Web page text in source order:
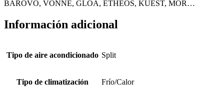
BAROVO, VONNE, GLOA, ETHEOS, KUEST, MOR…
Información adicional
Tipo de aire acondicionado Split
Tipo de climatización Frío/Calor